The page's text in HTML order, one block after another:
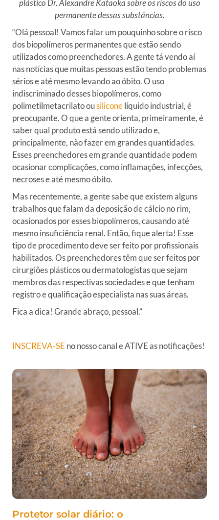
plástico Dr. Alexandre Kataoka sobre os riscos do uso
permanente dessas substâncias.
“Olá pessoal! Vamos falar um pouquinho sobre o risco
dos biopolímeros permanentes que estão sendo
utilizados como preenchedores. A gente tá vendo aí
nas notícias que muitas pessoas estão tendo problemas
sérios e até mesmo levando ao óbito. O uso
indiscriminado desses biopolímeros, como
polimetilmetacrilato ousiliconelíquido industrial, é
preocupante. O que a gente orienta, primeiramente, é
saber qual produto está sendo utilizado e,
principalmente, não fazer em grandes quantidades.
Esses preenchedores em grande quantidade podem
ocasionar complicações, como inflamações, infecções,
necroses e até mesmo óbito.
Mas recentemente, a gente sabe que existem alguns
trabalhos que falam da deposição de cálcio no rim,
ocasionados por esses biopolímeros, causando até
mesmo insuficiência renal. Então, fique alerta! Esse
tipo de procedimento deve ser feito por profissionais
habilitados. Os preenchedores têm que ser feitos por
cirurgiões plásticos ou dermatologistas que sejam
membros das respectivas sociedades e que tenham
registro e qualificação especialista nas suas áreas.
Fica a dica! Grande abraço, pessoal.”
INSCREVA-SE no nosso canal e ATIVE as notificações!
Protetor solar diário: o